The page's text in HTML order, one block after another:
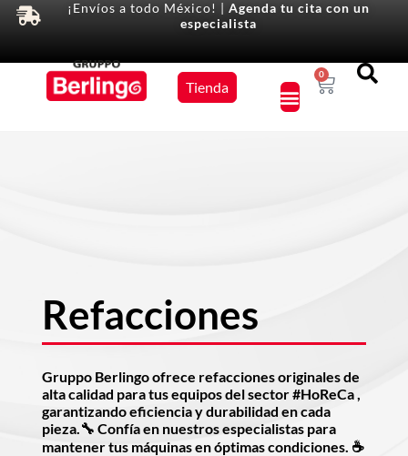
¡Envíos a todo México! | Agenda tu cita con un
especialista
Tienda
0
Refacciones
Gruppo Berlingo ofrece refacciones originales de
alta calidad para tus equipos del sector #HoReCa ,
garantizando eficiencia y durabilidad en cada
pieza.🔧 Confía en nuestros especialistas para
mantener tus máquinas en óptimas condiciones. ☕